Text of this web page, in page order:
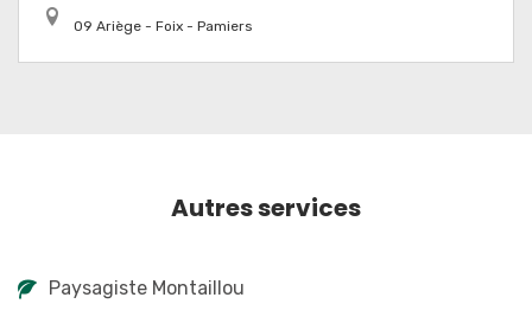
09 Ariège - Foix - Pamiers
Autres services
Paysagiste Montaillou